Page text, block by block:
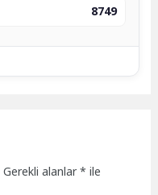
8749
Gerekli alanlar* ile